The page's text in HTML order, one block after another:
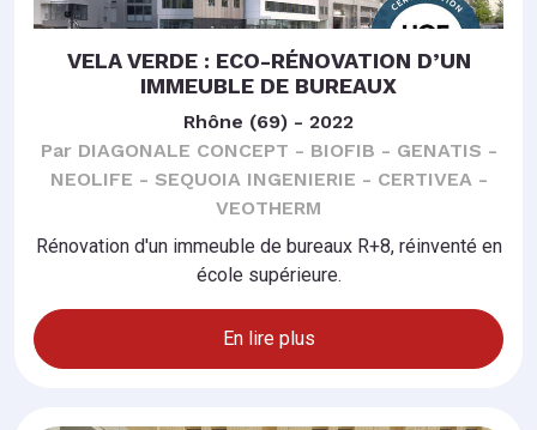
VELA VERDE : ECO-RÉNOVATION D’UN
IMMEUBLE DE BUREAUX
Rhône (69) - 2022
Par DIAGONALE CONCEPT - BIOFIB - GENATIS -
NEOLIFE - SEQUOIA INGENIERIE - CERTIVEA -
VEOTHERM
Rénovation d'un immeuble de bureaux R+8, réinventé en
école supérieure.
En lire plus